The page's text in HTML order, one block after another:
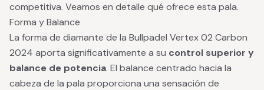
competitiva. Veamos en detalle qué ofrece esta pala.
Forma y Balance
La forma de diamante de la Bullpadel Vertex 02 Carbon
2024 aporta significativamente a su control superior y
balance de potencia. El balance centrado hacia la
cabeza de la pala proporciona una sensación de